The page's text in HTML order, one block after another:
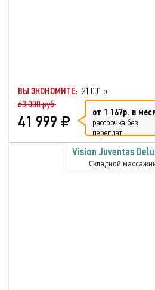
ВЫ ЭКОНОМИТЕ: 21 001 р.
63 000 руб.
41 999 от 1 167р. в
рассрочка без
переплат
Vision Juventas
Складной